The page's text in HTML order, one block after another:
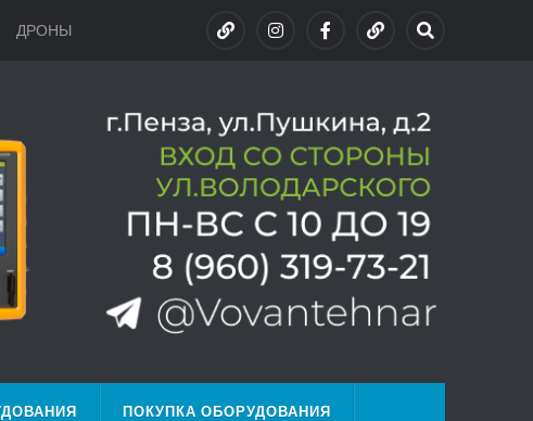
ДРОНЫ
ПОКУПКА ОБОРУДОВАНИЯ